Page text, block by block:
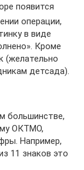
появится
операции,
в виде
Кроме
(желательно
детсада).
большинстве,
ОКТМО,
Например,
11 знаков это